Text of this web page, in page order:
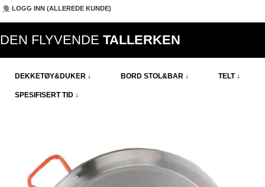
LOGG INN (ALLEREDE KUNDE)
DEN FLYVENDE TALLERKEN
DEKKETØY&DUKER ↓ BORD STOL&BAR ↓ TELT ↓
SPESIFISERT TID ↓